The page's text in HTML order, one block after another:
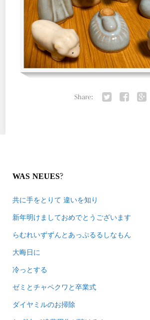
Share:
WAS NEUES?
共に手をとりて 違いを知り
新年明けましておめでとうございます
らむれいずずんとあっぷるるしなもん
大晦日に
冷っとする
ゼミとチャペクワと卒業式
ダイヤミルのお掃除